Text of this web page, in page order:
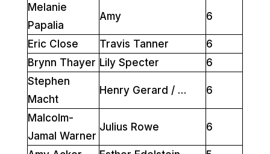
Melanie
Papalia
Amy 6
Eric Close Travis Tanner
6
Brynn Thayer Lily Specter
6
Stephen
Macht
Henry Gerard / … 6
Malcolm-
Jamal Warner
Julius Rowe 6